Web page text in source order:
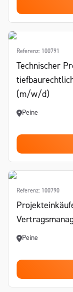
Referenz: 100791
Technischer
(m/w/d)
Peine
Referenz: 100790
Peine